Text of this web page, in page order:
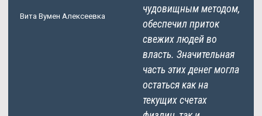
Вита Вумен Алексеевка
чудовищным методом,
обеспечил приток
свежих людей во
власть. Значительная
часть этих денег могла
остаться как на
текущих счетах